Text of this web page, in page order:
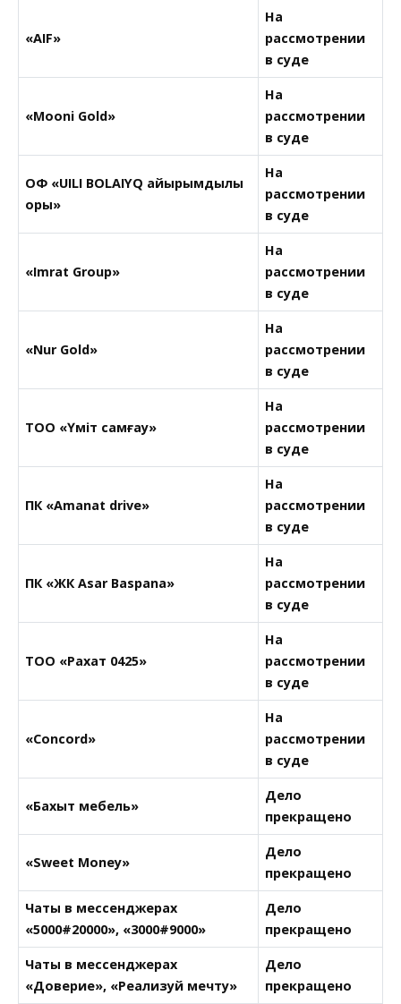
«AIF»
На
рассмотрении
в суде
«Mooni Gold»
На
рассмотрении
в суде
ОФ «UILI BOLAIYQ қайырымдылық
қоры»
На
рассмотрении
в суде
«Imrat Group»
На
рассмотрении
в суде
«Nur Gold»
На
рассмотрении
в суде
ТОО «Үміт самғау»
На
рассмотрении
в суде
ПК «Amanat drive»
На
рассмотрении
в суде
ПК «ЖК Asar Baspana»
На
рассмотрении
в суде
ТОО «Рахат 0425»
На
рассмотрении
в суде
«Concord»
На
рассмотрении
в суде
«Бахыт мебель»
Дело
прекращено
«Sweet Money»
Дело
прекращено
Чаты в мессенджерах
«5000#20000», «3000#9000»
Дело
прекращено
Чаты в мессенджерах
«Доверие», «Реализуй мечту»
Дело
прекращено